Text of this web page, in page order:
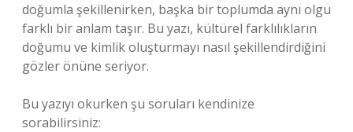
doğumla şekillenirken, başka bir toplumda aynı olgu
farklı bir anlam taşır. Bu yazı, kültürel farklılıkların
doğumu ve kimlik oluşturmayı nasıl şekillendirdiğini
gözler önüne seriyor.
Bu yazıyı okurken şu soruları kendinize
sorabilirsiniz: